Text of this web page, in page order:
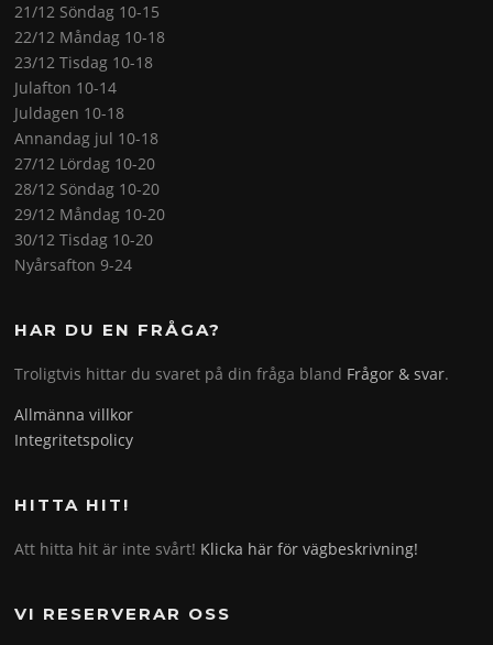
21/12 Söndag 10-15
22/12 Måndag 10-18
23/12 Tisdag 10-18
Julafton 10-14
Juldagen 10-18
Annandag jul 10-18
27/12 Lördag 10-20
28/12 Söndag 10-20
29/12 Måndag 10-20
30/12 Tisdag 10-20
Nyårsafton 9-24
HAR DU EN FRÅGA?
Troligtvis hittar du svaret på din fråga bland Frågor & svar.
Allmänna villkor
Integritetspolicy
HITTA HIT!
Att hitta hit är inte svårt! Klicka här för vägbeskrivning!
VI RESERVERAR OSS